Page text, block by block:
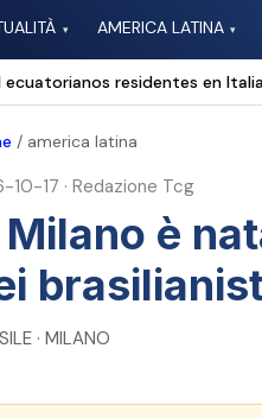
▾ AMERICA LATINA ▾
ecuatorianos residentes en
/ america latina
10-17 · Redazione Tcg
è
· MILANO